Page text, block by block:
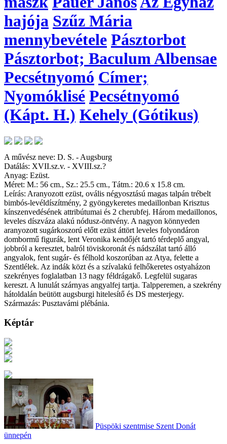
hajója Szűz Mária
mennybevétele Pásztorbot
Pásztorbot; Baculum Albensae
Pecsétnyomó Címer;
Nyomóklisé Pecsétnyomó
(Kápt. H.) Kehely (Gótikus)
A művész neve: D. S. - Augsburg
Datálás: XVII.sz.v. - XVIII.sz.?
Anyag: Ezüst.
Méret: M.: 56 cm., Sz.: 25.5 cm., Tátm.: 20.6 x 15.8 cm.
Leírás: Aranyozott ezüst, ovális négyosztású magas talpán trébelt
bimbós-levéldíszítmény, 2 gyöngykeretes medaillonban Krisztus
kínszenvedésének attribútumai és 2 cherubfej. Három medaillonos,
leveles díszváza alakú nódusz-öntvény. A nagyon könnyeden
aranyozott sugárkoszorú előtt ezüst áttört leveles folyondáron
dombormű figurák, lent Veronika kendőjét tartó térdeplő angyal,
jobbról a keresztet, balról töviskoronát és nádszálat tartó álló
angyalok, fent sugár- és félhold koszorúban az Atya, felette a
Szentlélek. Az indák közt és a szívalakú felhőkeretes ostyaházon
szekrényes foglalatban 13 nagy féldrágakő. Legfelül sugaras
kereszt. A lunulát szárnyas angyalfej tartja. Talpperemen, a szekrény
hátoldalán beütött augsburgi hitelesítő és DS mesterjegy.
Származás: Pusztavámi plébánia.
Képtár
Püspöki szentmise Szent Donát
ünnepén